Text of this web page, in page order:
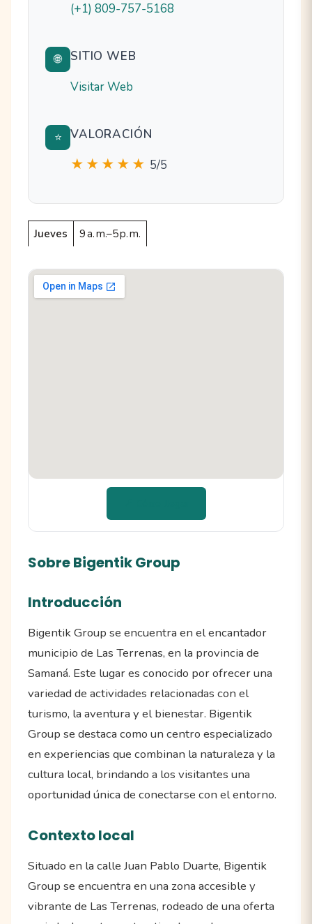
(+1) 809-757-5168
🌐
SITIO WEB
Visitar Web
⭐ VALORACIÓN
★★★★★ 5/5
Jueves 9 a. m.–5 p. m.
Sobre Bigentik Group
Introducción
Bigentik Group se encuentra en el encantador
municipio de Las Terrenas, en la provincia de
Samaná. Este lugar es conocido por ofrecer una
variedad de actividades relacionadas con el
turismo, la aventura y el bienestar. Bigentik
Group se destaca como un centro especializado
en experiencias que combinan la naturaleza y la
cultura local, brindando a los visitantes una
oportunidad única de conectarse con el entorno.
Contexto local
Situado en la calle Juan Pablo Duarte, Bigentik
Group se encuentra en una zona accesible y
vibrante de Las Terrenas, rodeado de una oferta